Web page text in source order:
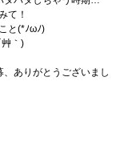
て！
と(*ﾉωﾉ)
｀)
ありがとうございまし